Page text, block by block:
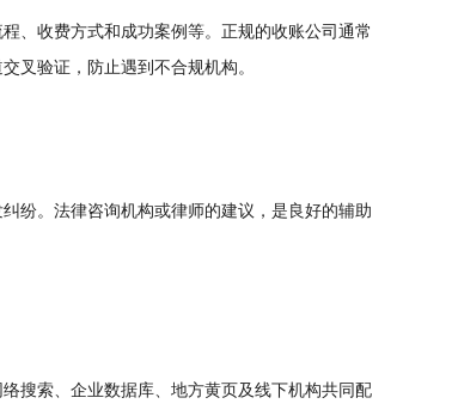
收费方式和成功案例等。正规的收账公司通常
叉验证，防止遇到不合规机构。
。法律咨询机构或律师的建议，是良好的辅助
搜索、企业数据库、地方黄页及线下机构共同配